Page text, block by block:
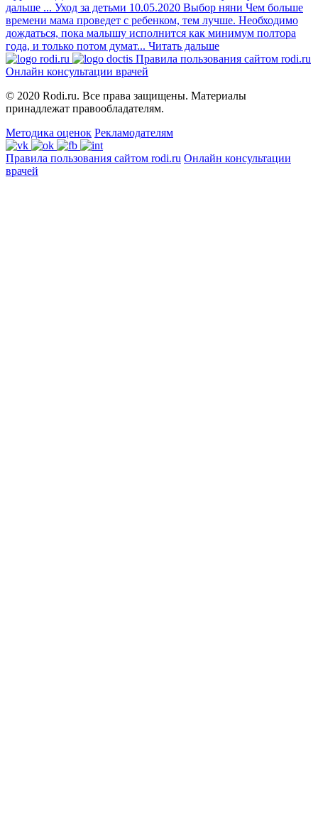
дальше ... Уход за детьми 10.05.2020 Выбор няни Чем больше
времени мама проведет с ребенком, тем лучше. Необходимо
дождаться, пока малышу исполнится как минимум полтора
года, и только потом думат... Читать дальше
Правила пользования сайтом rodi.ru
Онлайн консультации врачей
© 2020 Rodi.ru. Все права защищены. Материалы
принадлежат правообладателям.
Методика оценок Рекламодателям
Правила пользования сайтом rodi.ru Онлайн консультации
врачей